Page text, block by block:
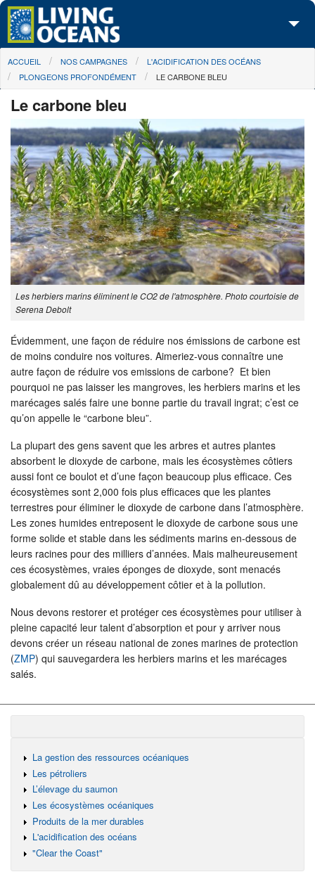
Skip to main content
À propos de nous
Centre des Médias
Les Cartes
Passez à l'action
You are here
ACCUEIL NOS CAMPAGNES
L'ACIDIFICATION DES OCÉANS
PLONGEONS PROFONDÉMENT
LE CARBONE BLEU
Le carbone bleu
Les herbiers marins éliminent le CO2 de l'atmosphère. Photo courtoisie de
Serena Debolt
Évidemment, une façon de réduire nos émissions de carbone est
de moins conduire nos voitures. Aimeriez-vous connaître une
autre façon de réduire vos emissions de carbone? Et bien
pourquoi ne pas laisser les mangroves, les herbiers marins et les
marécages salés faire une bonne partie du travail ingrat; c’est ce
qu’on appelle le “carbone bleu”.
La plupart des gens savent que les arbres et autres plantes
absorbent le dioxyde de carbone, mais les écosystèmes côtiers
aussi font ce boulot et d’une façon beaucoup plus efficace. Ces
écosystèmes sont 2,000 fois plus efficaces que les plantes
terrestres pour éliminer le dioxyde de carbone dans l’atmosphère.
Les zones humides entreposent le dioxyde de carbone sous une
forme solide et stable dans les sédiments marins en-dessous de
leurs racines pour des milliers d’années. Mais malheureusement
ces écosystèmes, vraies éponges de dioxyde, sont menacés
globalement dû au développement côtier et à la pollution.
Nous devons restorer et protéger ces écosystèmes pour utiliser à
pleine capacité leur talent d’absorption et pour y arriver nous
devons créer un réseau national de zones marines de protection
(ZMP) qui sauvegardera les herbiers marins et les marécages
salés.
La gestion des ressources océaniques
Les pétroliers
L’élevage du saumon
Les écosystèmes océaniques
Produits de la mer durables
L'acidification des océans
"Clear the Coast"